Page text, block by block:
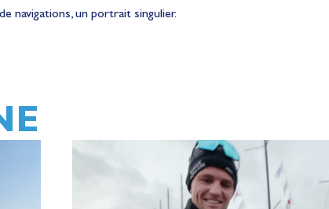
navigations, un portrait singulier.